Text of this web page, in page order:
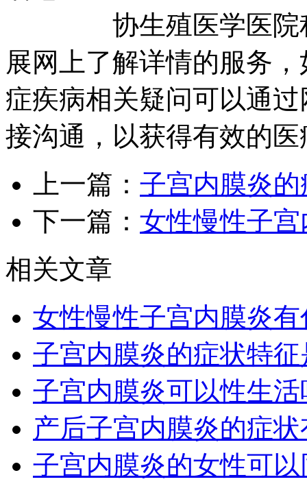
协生殖医学医院积
展网上了解详情的服务
症疾病相关疑问可以通
接沟通，以获得有效的
上一篇： 子宫内膜炎
下一篇： 女性慢性子
相关文章
女性慢性子宫内膜炎
子宫内膜炎的症状特
子宫内膜炎可以性生活
产后子宫内膜炎的症
子宫内膜炎的女性可